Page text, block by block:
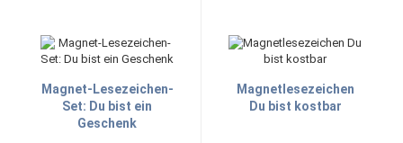
Magnet-Lesezeichen-
Set: Du bist ein
Geschenk
Magnetlesezeichen
Du bist kostbar